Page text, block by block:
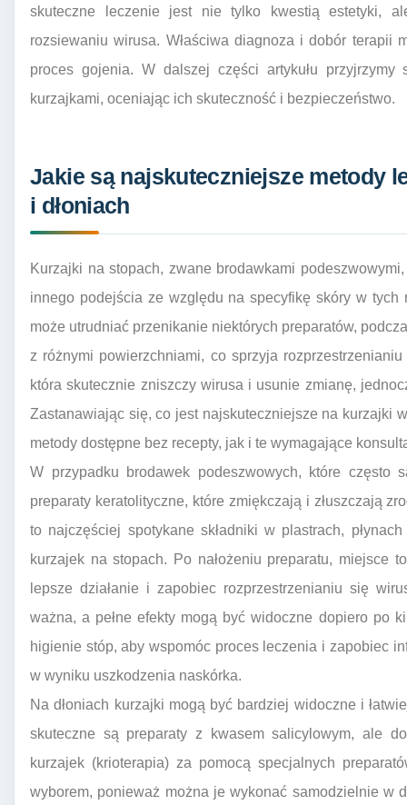
skuteczne leczenie jest nie tylko kwestią estetyki,
rozsiewaniu wirusa. Właściwa diagnoza i dobór terapii
proces gojenia. W dalszej części artykułu
kurzajkami, oceniając ich skuteczność i bezpieczeństwo.
Jakie są najskuteczniejsze metody
i dłoniach
Kurzajki na stopach, zwane brodawkami
innego podejścia ze względu na specyfikę skóry w
może utrudniać przenikanie niektórych preparatów,
z różnymi powierzchniami, co sprzyja
która skutecznie zniszczy wirusa i usunie zmianę,
Zastanawiając się, co jest najskuteczniejsze na kurzajki
metody dostępne bez recepty, jak i te wymagające
W przypadku brodawek podeszwowych, które często
preparaty keratolityczne, które zmiękczają i złuszczają
to najczęściej spotykane składniki w plastrach,
kurzajek na stopach. Po nałożeniu preparatu, miejsce
lepsze działanie i zapobiec rozprzestrzenianiu się
ważna, a pełne efekty mogą być widoczne dopiero po
higienie stóp, aby wspomóc proces leczenia i zapobiec
w wyniku uszkodzenia naskórka.
Na dłoniach kurzajki mogą być bardziej widoczne i
skuteczne są preparaty z kwasem salicylowym, ale
kurzajek (krioterapia) za pomocą specjalnych
wyborem, ponieważ można je wykonać samodzielnie w